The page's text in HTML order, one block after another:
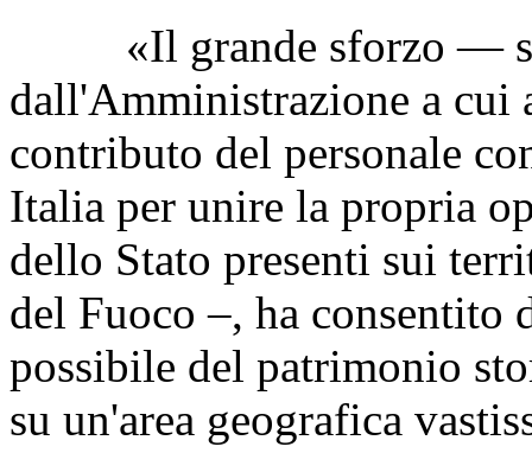
«Il grande sforzo — si
dall'Amministrazione a cui
contributo del personale
Italia per unire la propria
dello Stato presenti sui
del Fuoco –, ha consentito
possibile del patrimonio
su un'area geografica